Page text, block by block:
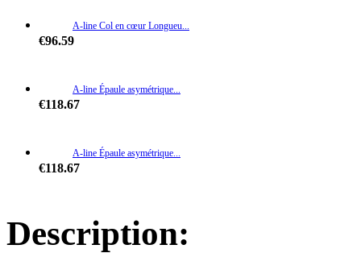
A-line Col en cœur Longueu...
€96.59
A-line Épaule asymétrique...
€118.67
A-line Épaule asymétrique...
€118.67
€114.07
Description: